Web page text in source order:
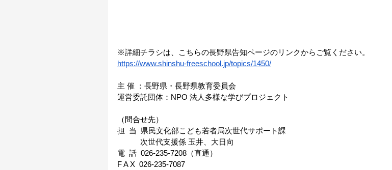
※詳細チラシは、こちらの長野県告知ページのリンクからご覧ください。
https://www.shinshu-freeschool.jp/topics/1450/
主 催 ：長野県・長野県教育委員会
運営委託団体：NPO 法人多様な学びプロジェクト
（問合せ先）
担  当  県民文化部こども若者局次世代サポート課
次世代支援係 玉井、大日向
電  話  026-235-7208（直通）
F A X  026-235-7087